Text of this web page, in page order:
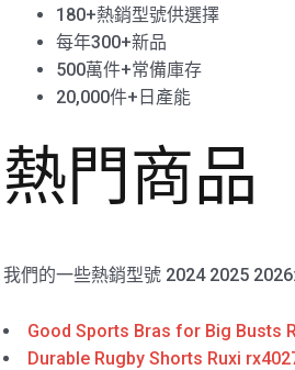
180+熱銷型號供選擇
每年300+新品
500萬件+常備庫存
20,000件+日產能
熱門商品
我們的一些熱銷型號 2024 2025 2026:
Good Sports Bras for Big Busts
Durable Rugby Shorts Ruxi